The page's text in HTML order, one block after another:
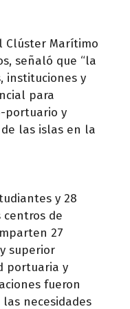
Clúster Marítimo
señaló que “la
instituciones y
para
portuario y
las islas en la
y 28
de
27
superior
portuaria y
fueron
necesidades